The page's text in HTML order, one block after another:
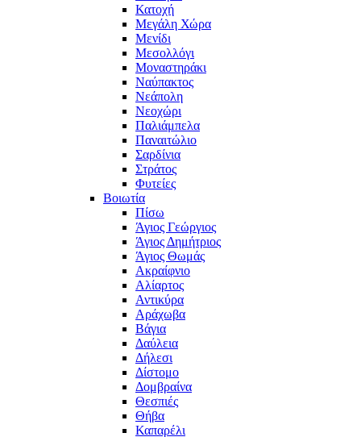
Κατοχή
Μεγάλη Χώρα
Μενίδι
Μεσολλόγι
Μοναστηράκι
Ναύπακτος
Νεάπολη
Νεοχώρι
Παλιάμπελα
Παναιτώλιο
Σαρδίνια
Στράτος
Φυτείες
Βοιωτία
Πίσω
Άγιος Γεώργιος
Άγιος Δημήτριος
Άγιος Θωμάς
Ακραίφνιο
Αλίαρτος
Αντικύρα
Αράχωβα
Βάγια
Δαύλεια
Δήλεσι
Δίστομο
Δομβραίνα
Θεσπιές
Θήβα
Καπαρέλι